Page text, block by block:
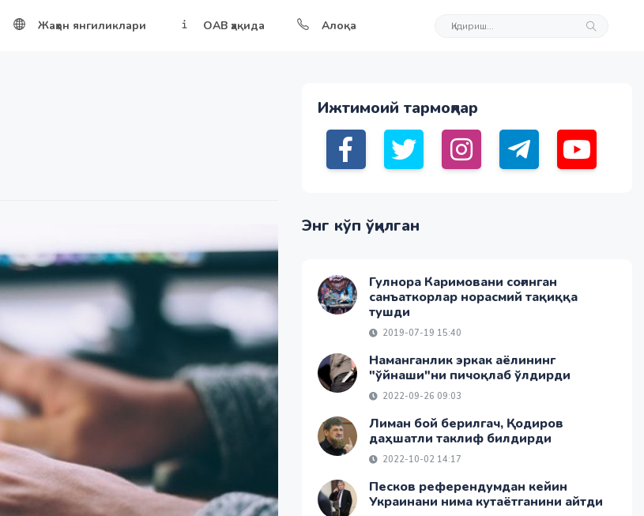
Жаҳон янгиликлари ОАВ ҳақида Алоқа
Ижтимоий тармоқлар
Энг кўп ўқилган
Гулнора Каримовани соғинган
санъаткорлар норасмий тақиққа
тушди
2019-07-19 15:40
Наманганлик эркак аёлининг
"ўйнаши"ни пичоқлаб ўлдирди
2022-09-26 09:03
Лиман бой берилгач, Қодиров
даҳшатли таклиф билдирди
2022-10-02 14:17
Песков референдумдан кейин
Украинани нима кутаётганини айтди